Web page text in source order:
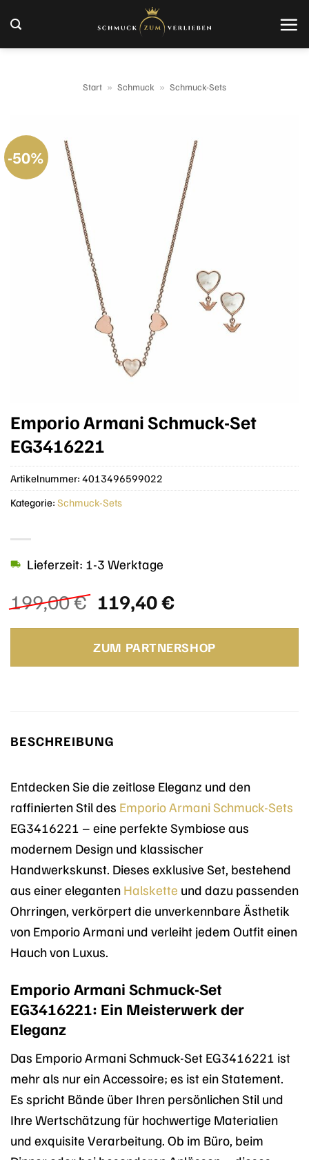
Inhalt
springen
Start » Schmuck » Schmuck-Sets
-50%
Emporio Armani Schmuck-Set
EG3416221
199,00€ Ursprünglicher
Preis
war:
199,00 €
119,40€Aktueller
ist:
119,40 €.
Lieferzeit: 1-3 Werktage
ZUM PARTNERSHOP
Artikelnummer: 4013496599022
Kategorie: Schmuck-Sets
BESCHREIBUNG
Entdecken Sie die zeitlose Eleganz und den
raffinierten Stil des Emporio ArmaniSchmuck-Sets
EG3416221 – eine perfekte Symbiose aus
modernem Design und klassischer
Handwerkskunst. Dieses exklusive Set, bestehend
aus einer eleganten Halskette und dazu passenden
Ohrringen, verkörpert die unverkennbare Ästhetik
von Emporio Armani und verleiht jedem Outfit einen
Hauch von Luxus.
Emporio Armani Schmuck-Set
EG3416221: Ein Meisterwerk der
Eleganz
Das Emporio Armani Schmuck-Set EG3416221 ist
mehr als nur ein Accessoire; es ist ein Statement.
Es spricht Bände über Ihren persönlichen Stil und
Ihre Wertschätzung für hochwertige Materialien
und exquisite Verarbeitung. Ob im Büro, beim